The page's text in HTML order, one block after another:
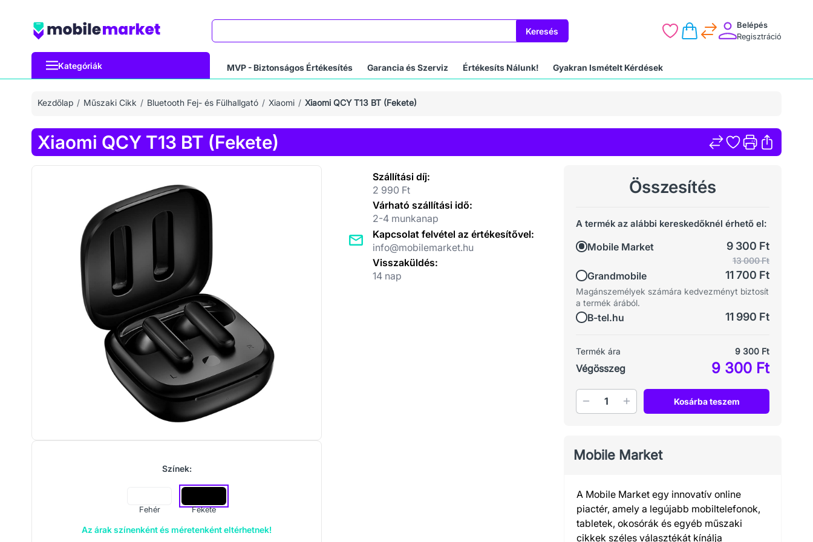
Keresés
Belépés
Regisztráció
Kategóriák MVP - Biztonságos Értékesítés Garancia és Szerviz Értékesíts Nálunk! Gyakran Ismételt Kérdések
Kezdőlap Műszaki Cikk Bluetooth Fej- és Fülhallgató Xiaomi Xiaomi QCY T13 BT (Fekete)
Xiaomi QCY T13 BT (Fekete)
Színek:
Fehér Fekete
Az árak színenként és méretenként eltérhetnek!
Szállítási díj:
2 990 Ft
Várható szállítási idő:
2-4 munkanap
Kapcsolat felvétel az értékesítővel:
info@mobilemarket.hu
Visszaküldés:
14 nap
Összesítés
A termék az alábbi kereskedőknél érhető el:
Mobile Market 9 300 Ft
Grandmobile
13 000 Ft
11 700 Ft
Magánszemélyek számára kedvezményt biztosít
a termék árából.
B-tel.hu 11 990 Ft
Termék ára 9 300 Ft
Végösszeg 9 300 Ft
Mennyiség Kosárba teszem
Mobile Market
A Mobile Market egy innovatív online
piactér, amely a legújabb mobiltelefonok,
tabletek, okosórák és egyéb műszaki
cikkek széles választékát kínálja